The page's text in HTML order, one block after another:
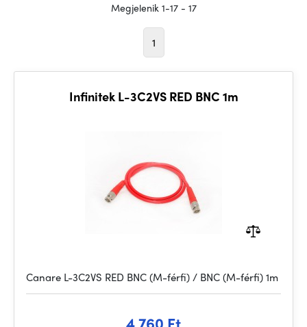
Megjelenik 1-17 - 17
1
Infinitek L-3C2VS RED BNC 1m
Canare L-3C2VS RED BNC (M-férfi) / BNC (M-férfi) 1m
4 760 Ft